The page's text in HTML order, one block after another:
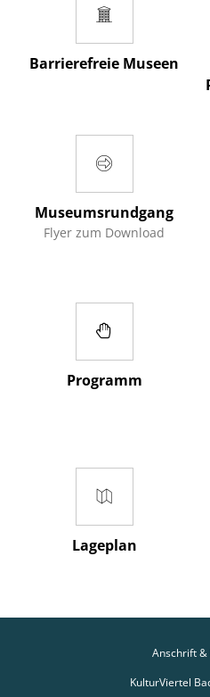
Barrierefreie Museen
Museumsrundgang
Flyer zum Download
Programm
Lageplan
Anschrift &
KulturViertel